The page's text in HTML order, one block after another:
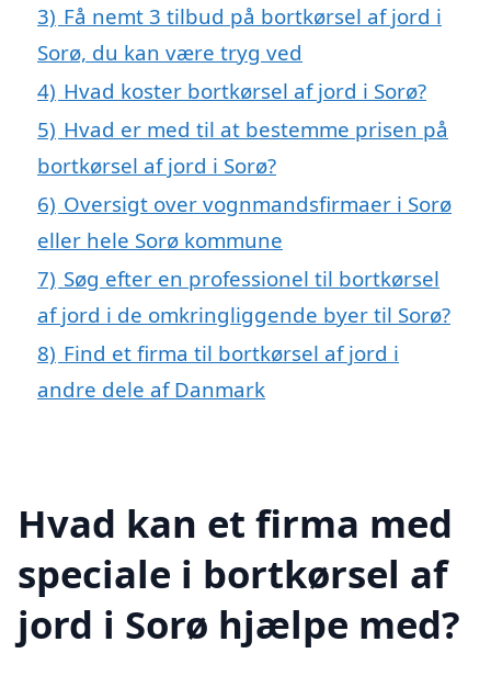
3) Få nemt 3 tilbud på bortkørsel af jord i
Sorø, du kan være tryg ved
4) Hvad koster bortkørsel af jord i Sorø?
5) Hvad er med til at bestemme prisen på
bortkørsel af jord i Sorø?
6) Oversigt over vognmandsfirmaer i Sorø
eller hele Sorø kommune
7) Søg efter en professionel til bortkørsel
af jord i de omkringliggende byer til Sorø?
8) Find et firma til bortkørsel af jord i
andre dele af Danmark
Hvad kan et firma med
speciale i bortkørsel af
jord i Sorø hjælpe med?